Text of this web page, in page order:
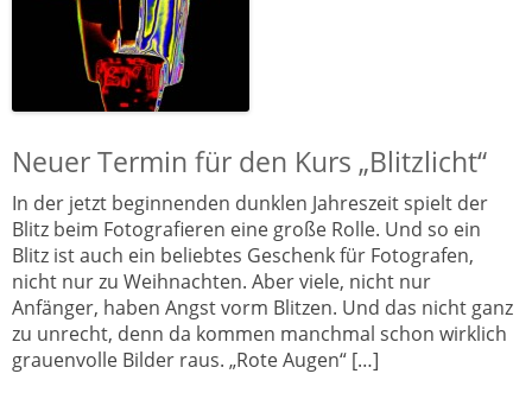
Neuer Termin für den Kurs „Blitzlicht“
In der jetzt beginnenden dunklen Jahreszeit spielt der
Blitz beim Fotografieren eine große Rolle. Und so ein
Blitz ist auch ein beliebtes Geschenk für Fotografen,
nicht nur zu Weihnachten. Aber viele, nicht nur
Anfänger, haben Angst vorm Blitzen. Und das nicht ganz
zu unrecht, denn da kommen manchmal schon wirklich
grauenvolle Bilder raus. „Rote Augen“ […]